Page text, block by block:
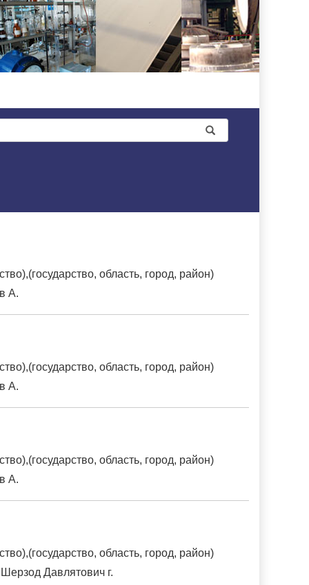
область, город, район)
А.
область, город, район)
А.
область, город, район)
А.
область, город, район)
Давлятович г.